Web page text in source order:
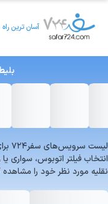
آسان ترین
انتخاب فیلتر اتوبوس،
نقلیه مورد نظر خود را مشاهده